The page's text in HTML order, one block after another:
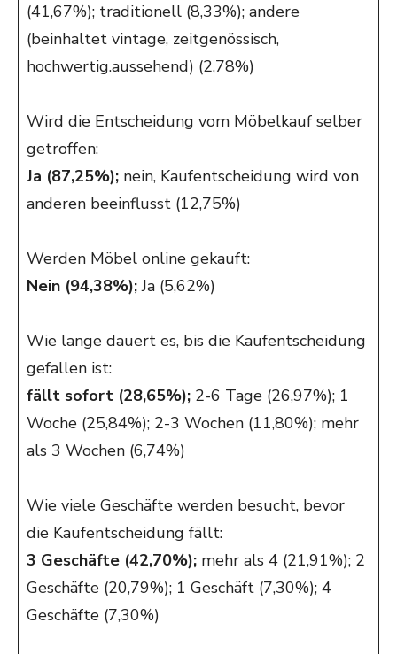
(41,67%); traditionell (8,33%); andere
(beinhaltet vintage, zeitgenössisch,
hochwertig.aussehend) (2,78%)
Wird die Entscheidung vom Möbelkauf selber
getroffen:
Ja (87,25%); nein, Kaufentscheidung wird von
anderen beeinflusst (12,75%)
Werden Möbel online gekauft:
Nein (94,38%);Ja (5,62%)
Wie lange dauert es, bis die Kaufentscheidung
gefallen ist:
fällt sofort (28,65%); 2-6 Tage (26,97%); 1
Woche (25,84%); 2-3 Wochen (11,80%); mehr
als 3 Wochen (6,74%)
Wie viele Geschäfte werden besucht, bevor
die Kaufentscheidung fällt:
3 Geschäfte (42,70%); mehr als 4 (21,91%); 2
Geschäfte (20,79%); 1 Geschäft (7,30%); 4
Geschäfte (7,30%)